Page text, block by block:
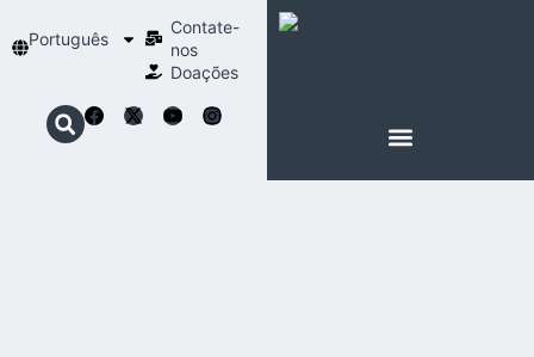
Português
Contate-
nos
Doações